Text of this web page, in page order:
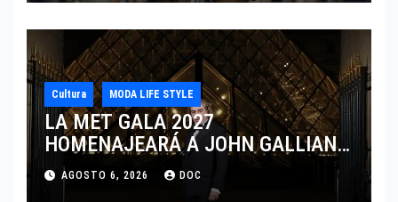
Cultura MODA LIFE STYLE
LA MET GALA 2027
HOMENAJEARÁ A JOHN GALLIANO
MARCANDO EL REGRESO DEL REY
DEL DRAMATISMO
AGOSTO 6, 2026 DOC